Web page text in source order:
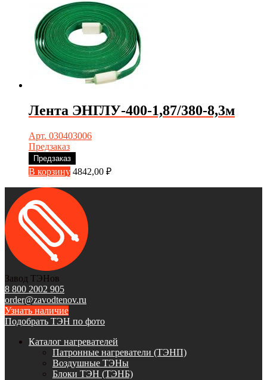
Лента ЭНГЛУ-400-1,87/380-8,3м
Арт. 030403006
Предзаказ
Предзаказ
В корзину 4842,00 ₽
Завод ТЭНов
8 800 2002 905
order@zavodtenov.ru
Узнать наличие
Подобрать ТЭН по фото
Каталог нагревателей
Патронные нагреватели (ТЭНП)
Воздушные ТЭНы
Блоки ТЭН (ТЭНБ)